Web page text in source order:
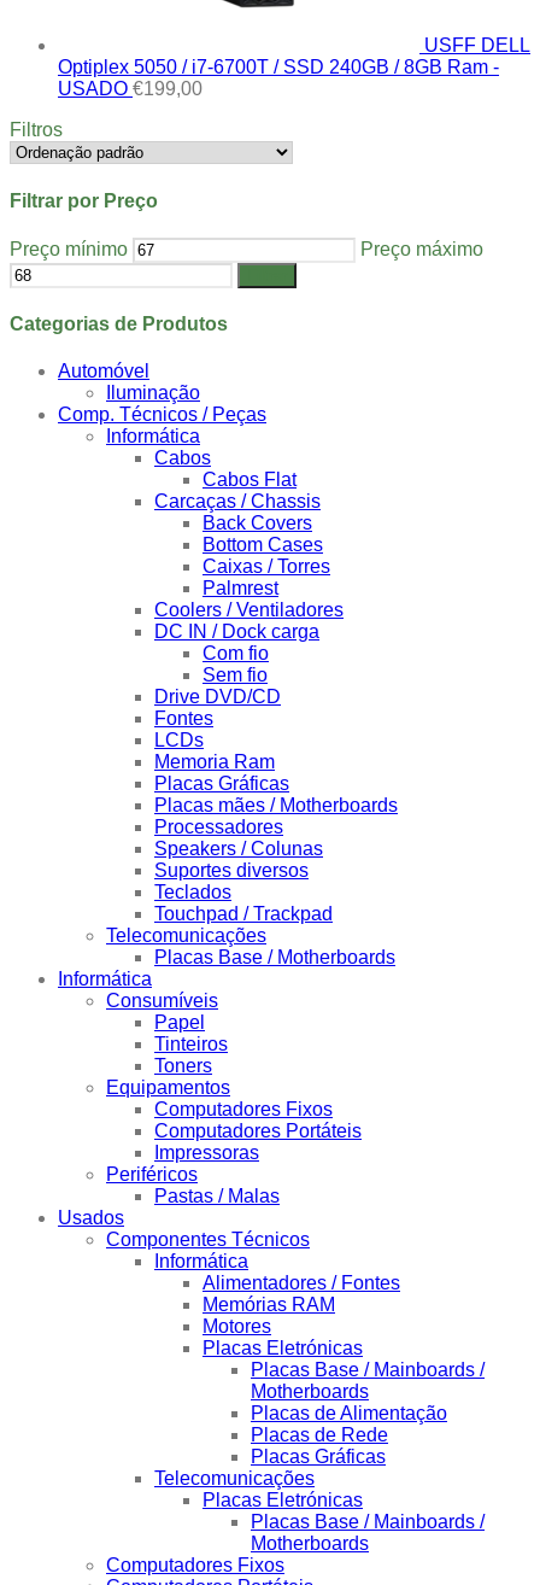
USFF DELL
Optiplex 5050 / i7-6700T / SSD 240GB / 8GB Ram -
USADO €199,00
Filtros
Filtrar por Preço
Preço mínimo Preço máximo
Categorias de Produtos
Automóvel
Iluminação
Comp. Técnicos / Peças
Informática
Cabos
Cabos Flat
Carcaças / Chassis
Back Covers
Bottom Cases
Caixas / Torres
Palmrest
Coolers / Ventiladores
DC IN / Dock carga
Com fio
Sem fio
Drive DVD/CD
Fontes
LCDs
Memoria Ram
Placas Gráficas
Placas mães / Motherboards
Processadores
Speakers / Colunas
Suportes diversos
Teclados
Touchpad / Trackpad
Telecomunicações
Placas Base / Motherboards
Informática
Consumíveis
Papel
Tinteiros
Toners
Equipamentos
Computadores Fixos
Computadores Portáteis
Impressoras
Periféricos
Pastas / Malas
Usados
Componentes Técnicos
Informática
Alimentadores / Fontes
Memórias RAM
Motores
Placas Eletrónicas
Placas Base / Mainboards /
Motherboards
Placas de Alimentação
Placas de Rede
Placas Gráficas
Telecomunicações
Placas Eletrónicas
Placas Base / Mainboards /
Motherboards
Computadores Fixos